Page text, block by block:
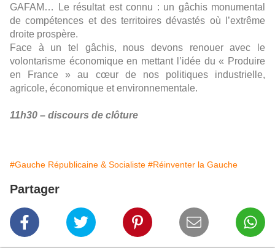
GAFAM… Le résultat est connu : un gâchis monumental
de compétences et des territoires dévastés où l’extrême
droite prospère.
Face à un tel gâchis, nous devons renouer avec le
volontarisme économique en mettant l’idée du « Produire
en France » au cœur de nos politiques industrielle,
agricole, économique et environnementale.
11h30 – discours de clôture
#Gauche Républicaine & Socialiste #Réinventer la Gauche
Partager